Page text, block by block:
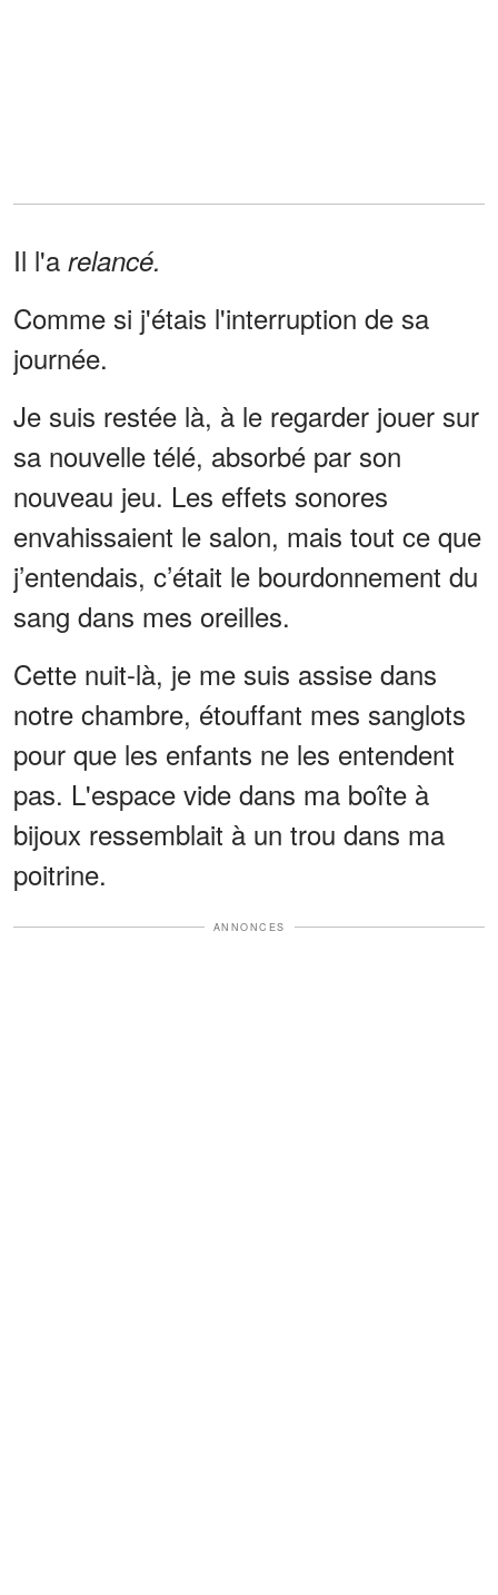
Il l'a relancé.
Comme si j'étais l'interruption de sa
journée.
Je suis restée là, à le regarder jouer sur
sa nouvelle télé, absorbé par son
nouveau jeu. Les effets sonores
envahissaient le salon, mais tout ce que
j’entendais, c’était le bourdonnement du
sang dans mes oreilles.
Cette nuit-là, je me suis assise dans
notre chambre, étouffant mes sanglots
pour que les enfants ne les entendent
pas. L'espace vide dans ma boîte à
bijoux ressemblait à un trou dans ma
poitrine.
ANNONCES